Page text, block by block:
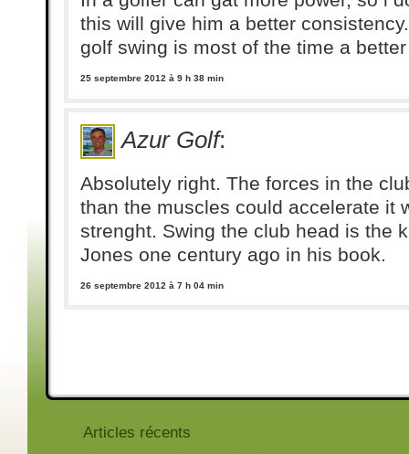
this will give him a better
golf swing is most of the time a
25 septembre 2012 à 9 h 38 min
Azur Golf:
Absolutely right. The forces in the
than the muscles could accelerate it
strenght. Swing the club head is the
Jones one century ago in his book.
26 septembre 2012 à 7 h 04 min
Articles récents